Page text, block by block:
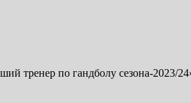
тренер по гандболу сезона-2023/